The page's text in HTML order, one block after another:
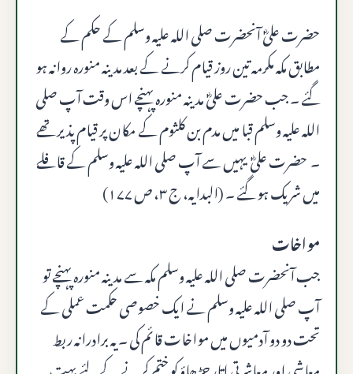
حضرت علیؓ آنحضرت صلى الله عليه وسلم کے حکم کے
مطابق مکہ مکرمہ تین روز قیام کرنے کے بعد مدینہ منورہ روانہ ہو
گئے ۔ جب حضرت علیؓ مدینہ منورہ پہنچے اس وقت آپ صلى
الله عليه وسلم قبا میں مدم بن کلثوم کے مکان پر قیام پذیر تھے
۔ حضرت علیؓ یہیں سے آپ صلى الله عليه وسلم کے قافلے
میں شریک ہو گئے ۔ (البدایہ، ج ۳، ص ۱۷۷)
مواخات
جب آنحضرت صلى الله عليه وسلم مکہ سے مدینہ منورہ پہنچے تو
آپ صلى الله عليه وسلم نے ایک خصوصی حکمت عملی کے
تحت دو دو آدمیوں میں مواخات قائم کی ۔ یہ برادرانہ ربط